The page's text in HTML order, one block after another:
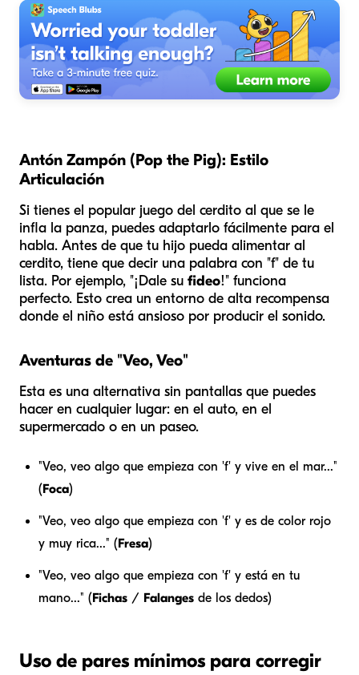
Antón Zampón (Pop the Pig): Estilo
Articulación
Si tienes el popular juego del cerdito al que se le
infla la panza, puedes adaptarlo fácilmente para el
habla. Antes de que tu hijo pueda alimentar al
cerdito, tiene que decir una palabra con "f" de tu
lista. Por ejemplo, "¡Dale su fideo!" funciona
perfecto. Esto crea un entorno de alta recompensa
donde el niño está ansioso por producir el sonido.
Aventuras de "Veo, Veo"
Esta es una alternativa sin pantallas que puedes
hacer en cualquier lugar: en el auto, en el
supermercado o en un paseo.
"Veo, veo algo que empieza con 'f' y vive en el mar..."
(Foca)
"Veo, veo algo que empieza con 'f' y es de color rojo
y muy rica..." (Fresa)
"Veo, veo algo que empieza con 'f' y está en tu
mano..." (Fichas / Falanges de los dedos)
Uso de pares mínimos para corregir